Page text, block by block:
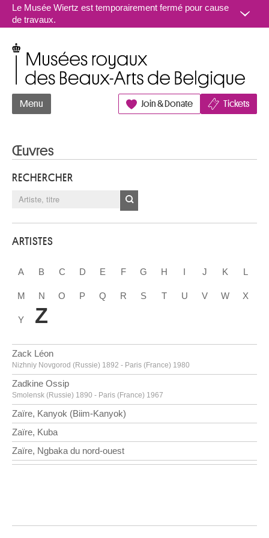
Aller au contenu
Le Musée Wiertz est temporairement fermé pour cause
de travaux.
Menu Join & Donate Tickets
Œuvres
RECHERCHER
ARTISTES
A B C D E F G H I J K L
M N O P Q R S T U V W X
Y Z
Zack Léon
Nizhniy Novgorod (Russie) 1892 - Paris (France) 1980
Zadkine Ossip
Smolensk (Russie) 1890 - Paris (France) 1967
Zaïre, Kanyok (Biim-Kanyok)
Zaïre, Kuba
Zaïre, Ngbaka du nord-ouest